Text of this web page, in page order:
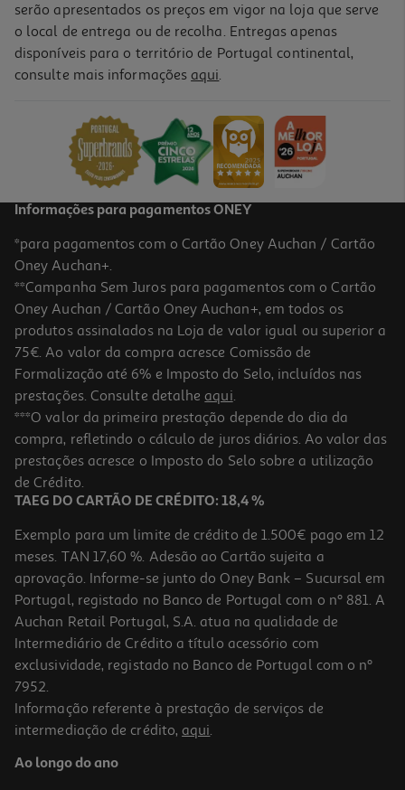
Compasso Técnico Auchan + Minas 2x17mm Cores Sortidas
Price reduced from
Caixa De 10 Minas Auchan Hb Para Compasso 2mm
0.99 €/un
0,99 €
Compasso Noris Club 550 Staedtler Com Acessórios
16.79 €/un
serão apresentados os preços em vigor na loja que serve
o local de entrega ou de recolha. Entregas apenas
disponíveis para o território de Portugal continental,
consulte mais informações aqui.
Informações para pagamentos ONEY
*para pagamentos com o Cartão Oney Auchan / Cartão
Oney Auchan+.
**Campanha Sem Juros para pagamentos com o Cartão
Oney Auchan / Cartão Oney Auchan+, em todos os
produtos assinalados na Loja de valor igual ou superior a
75€. Ao valor da compra acresce Comissão de
Formalização até 6% e Imposto do Selo, incluídos nas
prestações. Consulte detalhe aqui.
***O valor da primeira prestação depende do dia da
compra, refletindo o cálculo de juros diários. Ao valor das
prestações acresce o Imposto do Selo sobre a utilização
de Crédito.
TAEG DO CARTÃO DE CRÉDITO: 18,4 %
Exemplo para um limite de crédito de 1.500€ pago em 12
meses. TAN 17,60 %. Adesão ao Cartão sujeita a
aprovação. Informe-se junto do Oney Bank – Sucursal em
Portugal, registado no Banco de Portugal com o nº 881. A
Auchan Retail Portugal, S.A. atua na qualidade de
Intermediário de Crédito a título acessório com
exclusividade, registado no Banco de Portugal com o nº
7952.
Informação referente à prestação de serviços de
intermediação de crédito, aqui.
Ao longo do ano